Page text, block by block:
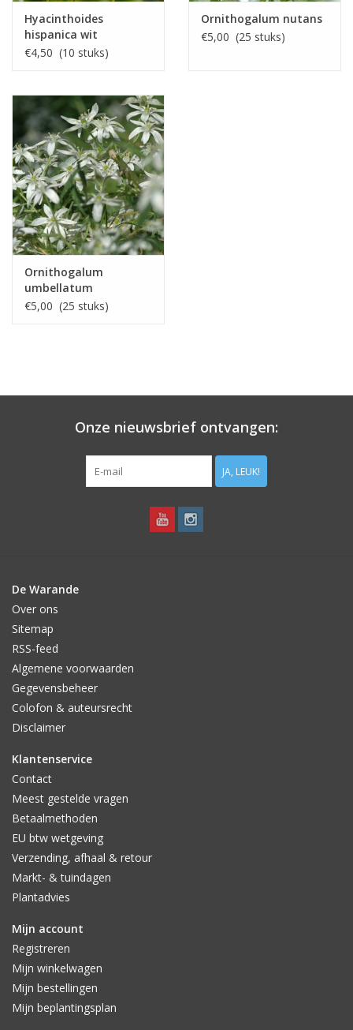
Hyacinthoides
hispanica wit
€4,50 (10 stuks)
Ornithogalum nutans
€5,00 (25 stuks)
Ornithogalum
umbellatum
€5,00 (25 stuks)
Onze nieuwsbrief ontvangen:
JA, LEUK!
De Warande
Over ons
Sitemap
RSS-feed
Algemene voorwaarden
Gegevensbeheer
Colofon & auteursrecht
Disclaimer
Klantenservice
Contact
Meest gestelde vragen
Betaalmethoden
EU btw wetgeving
Verzending, afhaal & retour
Markt- & tuindagen
Plantadvies
Mijn account
Registreren
Mijn winkelwagen
Mijn bestellingen
Mijn beplantingsplan